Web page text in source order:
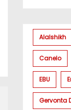
Alalshikh
Canelo
EBU
Gervonta